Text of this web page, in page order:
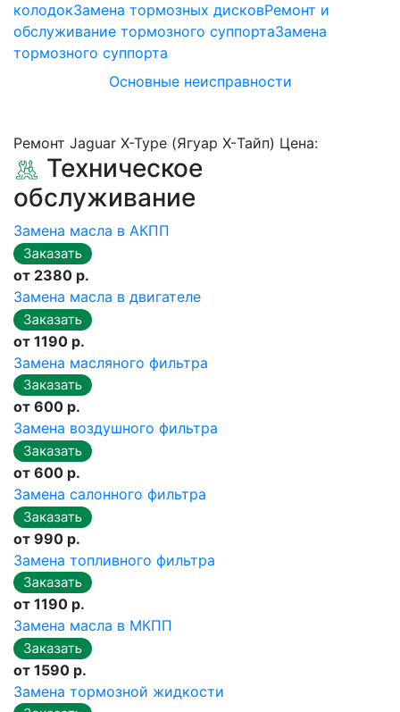
колодокЗамена тормозных дисковРемонт и
обслуживание тормозного суппортаЗамена
тормозного суппорта
Основные неисправности
Ремонт Jaguar X-Type (Ягуар X-Тайп) Цена:
Техническое
обслуживание
Замена масла в АКПП
от 2380 р.
Замена масла в двигателе
от 1190 р.
Замена масляного фильтра
от 600 р.
Замена воздушного фильтра
от 600 р.
Замена салонного фильтра
от 990 р.
Замена топливного фильтра
от 1190 р.
Замена масла в МКПП
от 1590 р.
Замена тормозной жидкости